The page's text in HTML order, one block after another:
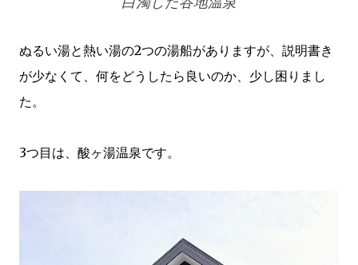
ぬるい湯と熱い湯の2つの湯船がありますが、説明書き
が少なくて、何をどうしたら良いのか、少し困りまし
た。
3つ目は、酸ヶ湯温泉です。